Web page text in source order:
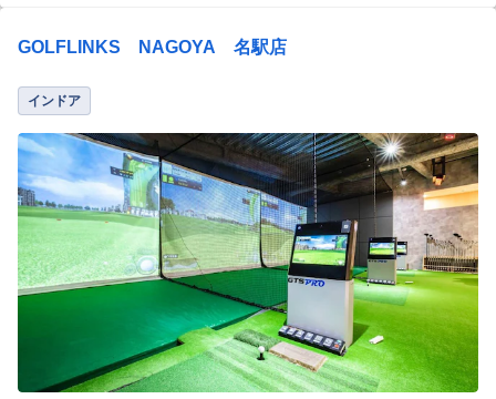
GOLFLINKS NAGOYA 名駅店
インドア